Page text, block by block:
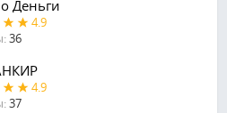
Деньги
4.9
36
4.9
37